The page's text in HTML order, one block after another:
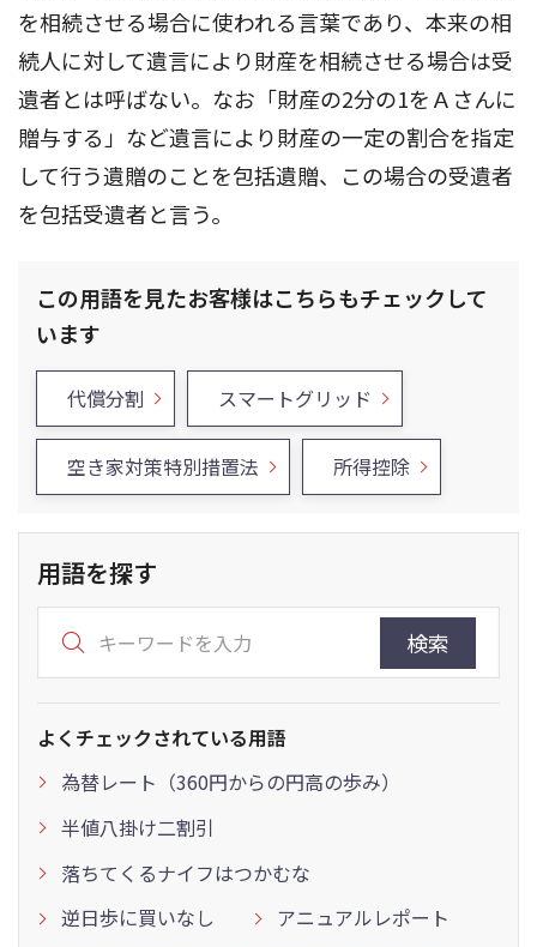
を相続させる場合に使われる言葉であり、本来の相
続人に対して遺言により財産を相続させる場合は受
遺者とは呼ばない。なお「財産の2分の1をＡさんに
贈与する」など遺言により財産の一定の割合を指定
して行う遺贈のことを包括遺贈、この場合の受遺者
を包括受遺者と言う。
この用語を見たお客様はこちらもチェックして
います
代償分割 スマートグリッド
空き家対策特別措置法 所得控除
用語を探す
検索
よくチェックされている用語
為替レート（360円からの円高の歩み）
半値八掛け二割引
落ちてくるナイフはつかむな
逆日歩に買いなし
アニュアルレポート